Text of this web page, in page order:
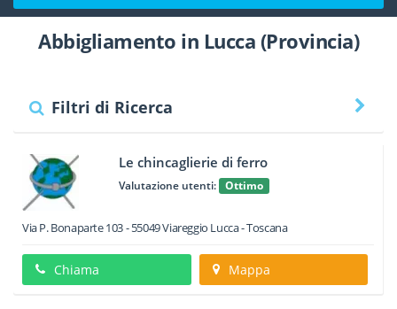
Abbigliamento in Lucca (Provincia)
Filtri di Ricerca
Le chincaglierie di ferro
Valutazione utenti: Ottimo
Via P. Bonaparte 103-55049Viareggio Lucca -Toscana
Chiama Mappa